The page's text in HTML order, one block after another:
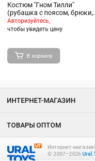
Костюм "Гном Тилли"
(рубашка с поясом, брюки,
башмачки, колпак, борода)
размер 128-64
Авторизуйтесь,
чтобы увидеть цену
В корзину
Интернет-
© 2007–2026
ИНТЕРНЕТ-МАГАЗИН
ТОВАРЫ ОПТОМ